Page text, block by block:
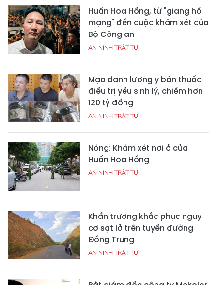
Huấn Hoa Hồng, từ "giang hồ
mạng" đến cuộc khám xét của
Bộ Công an
AN NINH TRẬT TỰ
Mạo danh lương y bán thuốc
điều trị yếu sinh lý, chiếm hơn
120 tỷ đồng
AN NINH TRẬT TỰ
Nóng: Khám xét nơi ở của
Huấn Hoa Hồng
AN NINH TRẬT TỰ
Khẩn trương khắc phục nguy
cơ sạt lở trên tuyến đường
Đồng Trung
AN NINH TRẬT TỰ